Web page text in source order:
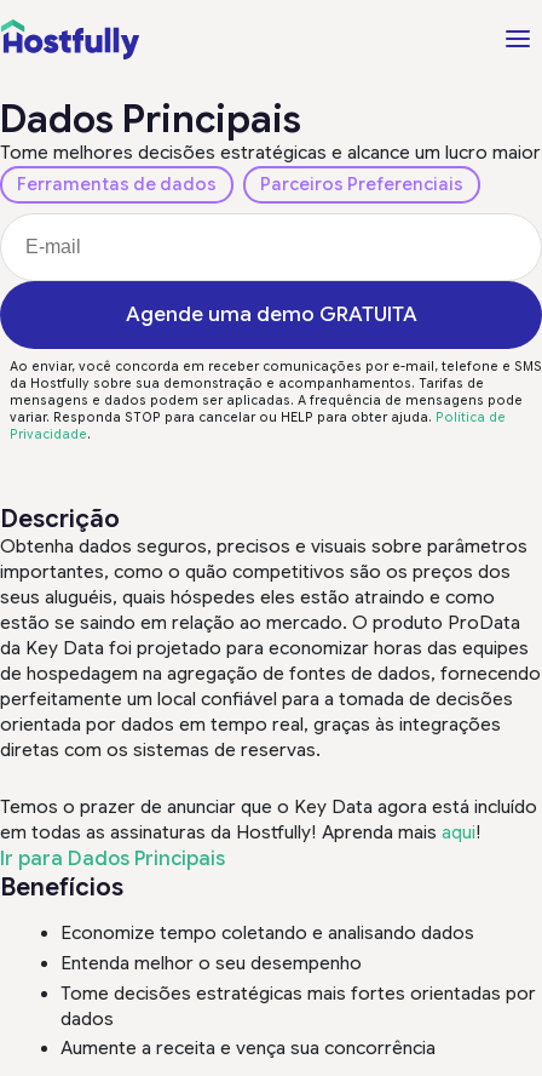
Dados Principais
Tome melhores decisões estratégicas e alcance um lucro maior
Ferramentas de dados
Parceiros Preferenciais
Agende uma demo GRATUITA
Ao enviar, você concorda em receber comunicações por e-mail, telefone e SMS
da Hostfully sobre sua demonstração e acompanhamentos. Tarifas de
mensagens e dados podem ser aplicadas. A frequência de mensagens pode
variar. Responda STOP para cancelar ou HELP para obter ajuda. Política de
Privacidade.
Descrição
Obtenha dados seguros, precisos e visuais sobre parâmetros
importantes, como o quão competitivos são os preços dos
seus aluguéis, quais hóspedes eles estão atraindo e como
estão se saindo em relação ao mercado. O produto ProData
da Key Data foi projetado para economizar horas das equipes
de hospedagem na agregação de fontes de dados, fornecendo
perfeitamente um local confiável para a tomada de decisões
orientada por dados em tempo real, graças às integrações
diretas com os sistemas de reservas.
Temos o prazer de anunciar que o Key Data agora está incluído
em todas as assinaturas da Hostfully! Aprenda mais aqui!
Ir para Dados Principais
Benefícios
Economize tempo coletando e analisando dados
Entenda melhor o seu desempenho
Tome decisões estratégicas mais fortes orientadas por
dados
Aumente a receita e vença sua concorrência